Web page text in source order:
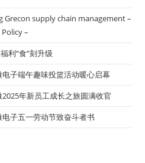
Grecon supply chain management –
–
利“食”刻升级
子端午趣味投篮活动暖心启幕
年新员工成长之旅圆满收官
子五一劳动节致奋斗者书